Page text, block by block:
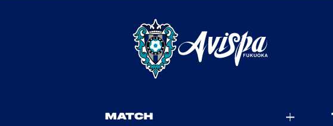
MATCH